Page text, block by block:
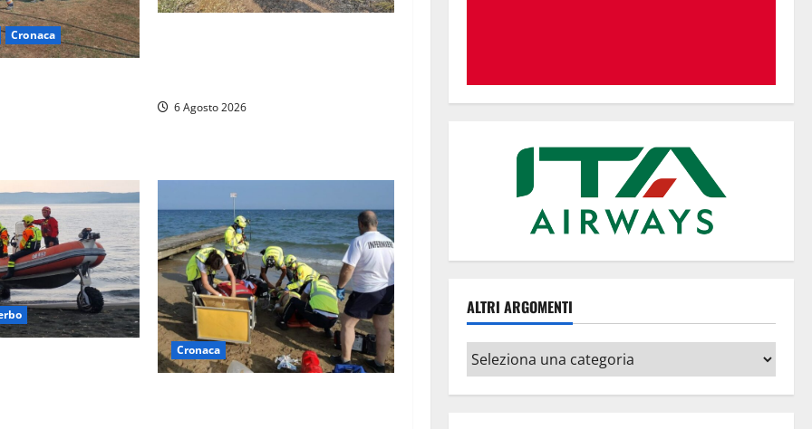
Cronaca
6 Agosto 2026
Cronaca
ALTRI ARGOMENTI
Altri
argomenti